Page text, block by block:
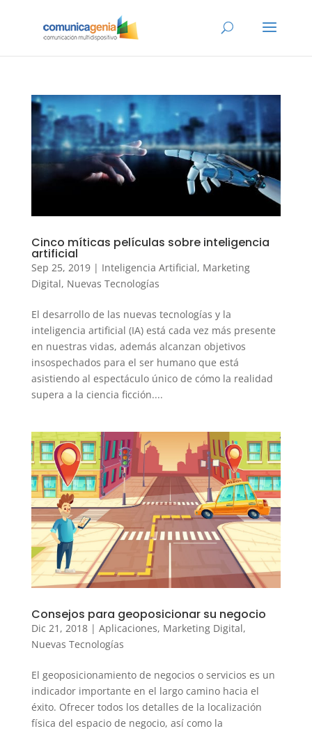
Cinco míticas películas sobre inteligencia
artificial
Sep 25, 2019| Inteligencia Artificial, Marketing
Digital, Nuevas Tecnologías
El desarrollo de las nuevas tecnologías y la
inteligencia artificial (IA) está cada vez más presente
en nuestras vidas, además alcanzan objetivos
insospechados para el ser humano que está
asistiendo al espectáculo único de cómo la realidad
supera a la ciencia ficción....
Consejos para geoposicionar su negocio
Dic 21, 2018| Aplicaciones, Marketing Digital,
Nuevas Tecnologías
El geoposicionamiento de negocios o servicios es un
indicador importante en el largo camino hacia el
éxito. Ofrecer todos los detalles de la localización
física del espacio de negocio, así como la